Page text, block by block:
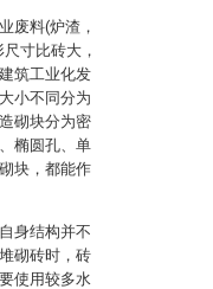
废料(炉渣，
寸比砖大，
筑工业化发
小不同分为
砌块分为密
椭圆孔、单
块，都能作
身结构并不
砌砖时，砖
使用较多水